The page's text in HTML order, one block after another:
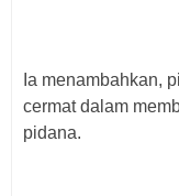
Ia menambahkan,
cermat dalam
pidana.